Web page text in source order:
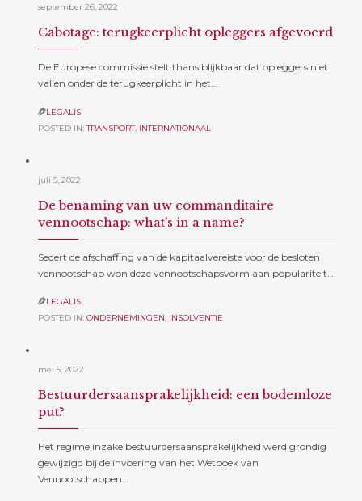
september 26, 2022
Cabotage: terugkeerplicht opleggers afgevoerd
De Europese commissie stelt thans blijkbaar dat opleggers niet
vallen onder de terugkeerplicht in het…
LEGALIS
POSTED IN:TRANSPORT, INTERNATIONAAL
juli 5, 2022
De benaming van uw commanditaire
vennootschap: what’s in a name?
Sedert de afschaffing van de kapitaalvereiste voor de besloten
vennootschap won deze vennootschapsvorm aan populariteit….
LEGALIS
POSTED IN: ONDERNEMINGEN, INSOLVENTIE
mei 5, 2022
Bestuurdersaansprakelijkheid: een bodemloze
put?
Het regime inzake bestuurdersaansprakelijkheid werd grondig
gewijzigd bij de invoering van het Wetboek van
Vennootschappen…